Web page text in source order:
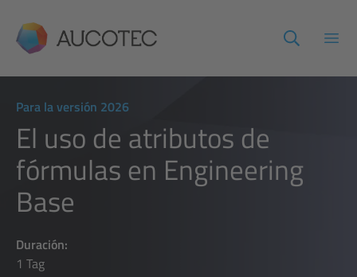
AUCOTEC
Para la versión 2026
El uso de atributos de
fórmulas en Engineering
Base
Duración:
1 Tag